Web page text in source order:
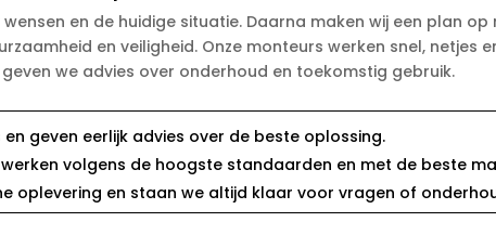
en de huidige situatie. Daarna maken wij een plan
en veiligheid. Onze monteurs werken snel, netjes
we advies over onderhoud en toekomstig gebruik.
geven eerlijk advies over de beste oplossing.
werken volgens de hoogste standaarden en met de beste
oplevering en staan we altijd klaar voor vragen of